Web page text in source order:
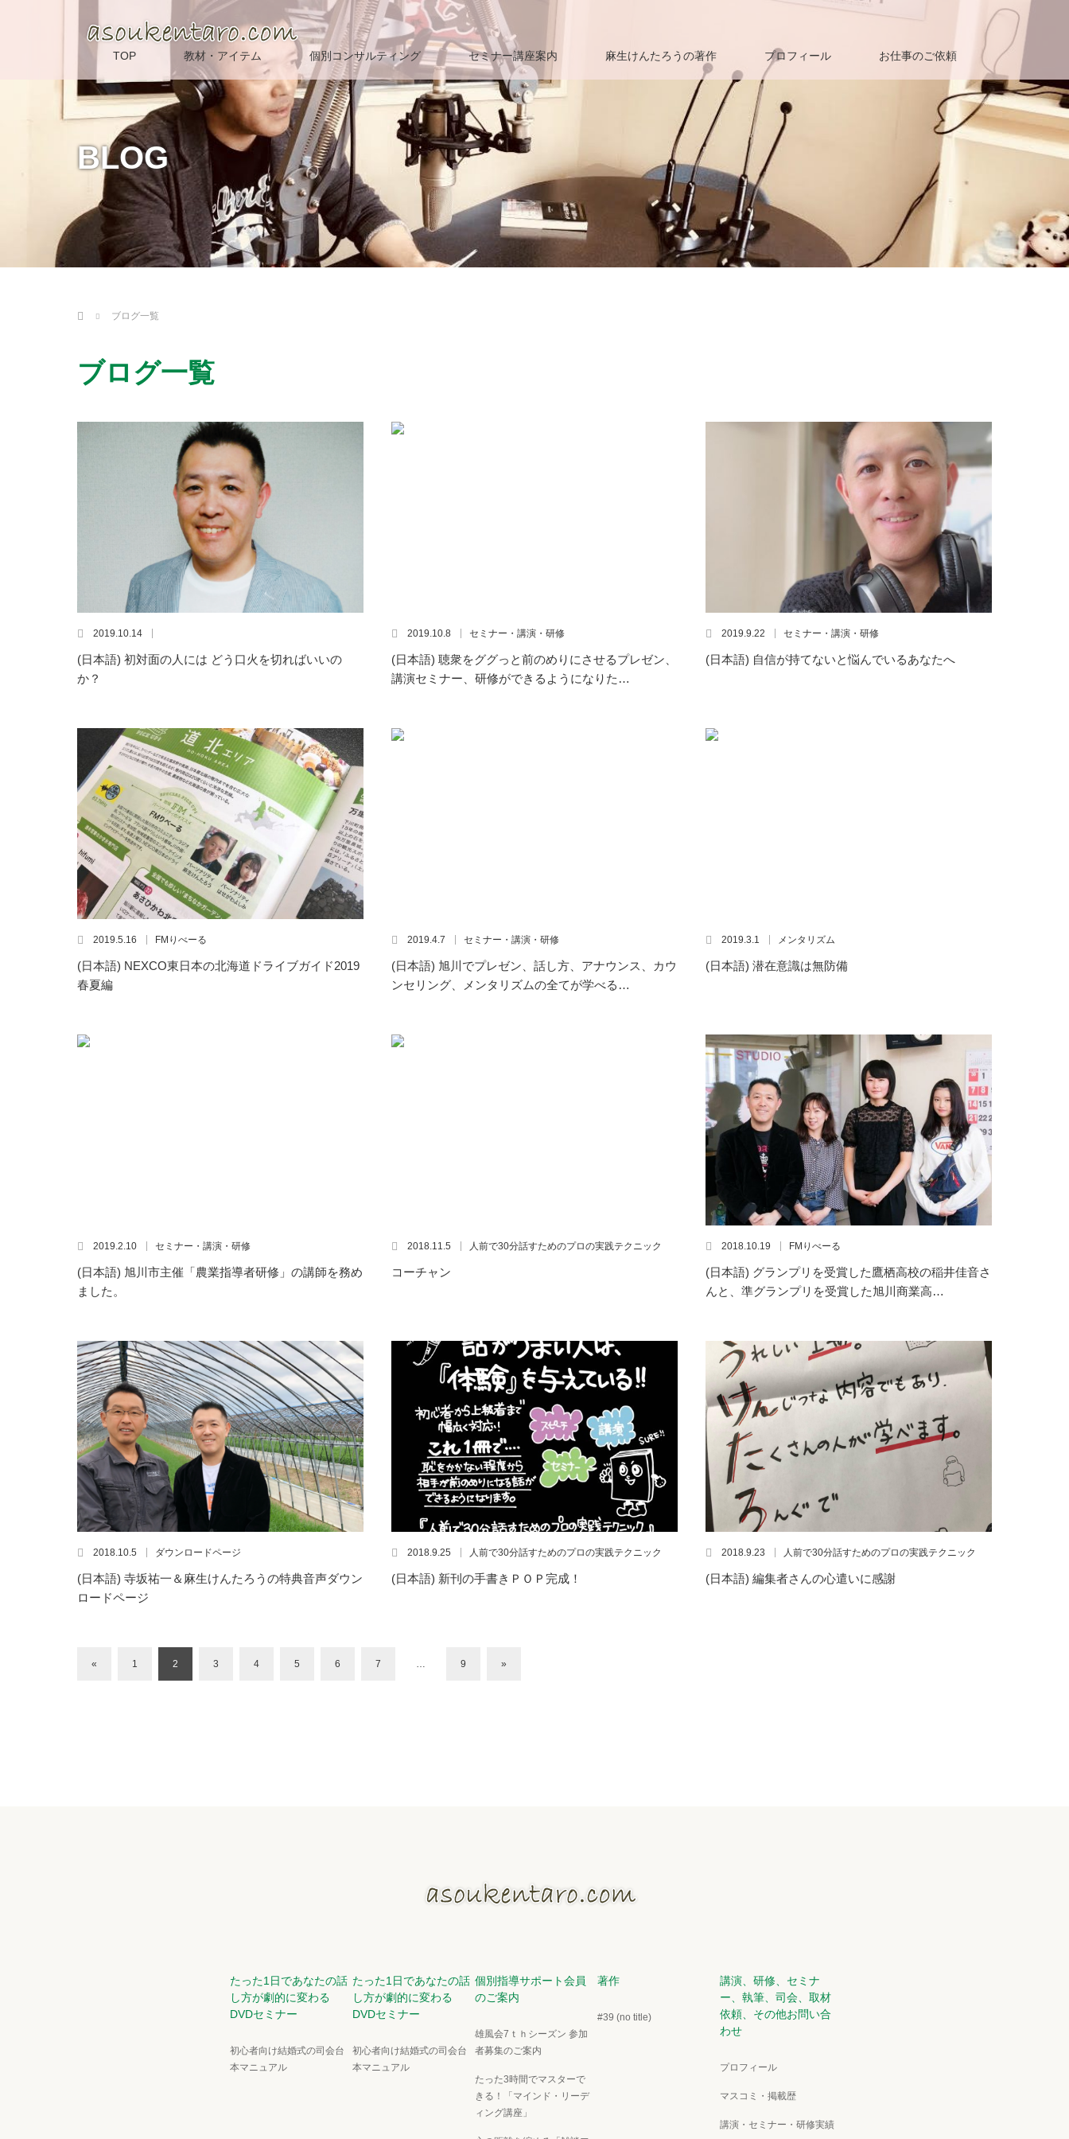
TOP 教材・アイテム 個別コンサルティング セミナー講座案内 麻生けんたろうの著作 プロフィール お仕事のご依頼
BLOG
ブログ一覧
ブログ一覧
2019.10.14
(日本語) 初対面の人には どう口火を切ればいいの
か？
2019.10.8 セミナー・講演・研修
(日本語) 聴衆をググっと前のめりにさせるプレゼン、
講演セミナー、研修ができるようになりた…
2019.9.22 セミナー・講演・研修
(日本語) 自信が持てないと悩んでいるあなたへ
2019.5.16 FMりべーる
(日本語) NEXCO東日本の北海道ドライブガイド2019
春夏編
2019.4.7 セミナー・講演・研修
(日本語) 旭川でプレゼン、話し方、アナウンス、カウ
ンセリング、メンタリズムの全てが学べる…
2019.3.1 メンタリズム
(日本語) 潜在意識は無防備
2019.2.10 セミナー・講演・研修
(日本語) 旭川市主催「農業指導者研修」の講師を務め
ました。
2018.11.5 人前で30分話すためのプロの実践テクニック
コーチャン
2018.10.19 FMりべーる
(日本語) グランプリを受賞した鷹栖高校の稲井佳音さ
んと、準グランプリを受賞した旭川商業高…
2018.10.5 ダウンロードページ
(日本語) 寺坂祐一＆麻生けんたろうの特典音声ダウン
ロードページ
2018.9.25 人前で30分話すためのプロの実践テクニック
(日本語) 新刊の手書きＰＯＰ完成！
2018.9.23 人前で30分話すためのプロの実践テクニック
(日本語) 編集者さんの心遣いに感謝
« 1 2 3 4 5 6 7 … 9 »
たった1日であなたの話
し方が劇的に変わる
DVDセミナー
初心者向け結婚式の司会台
本マニュアル
たった1日であなたの話
し方が劇的に変わる
DVDセミナー
初心者向け結婚式の司会台
本マニュアル
個別指導サポート会員
のご案内
雄風会7ｔｈシーズン 参加
者募集のご案内
たった3時間でマスターで
きる！「マインド・リーデ
ィング講座」
著作
#39 (no title)
講演、研修、セミナ
ー、執筆、司会、取材
依頼、その他お問い合
わせ
プロフィール
マスコミ・掲載歴
講演・セミナー・研修実績